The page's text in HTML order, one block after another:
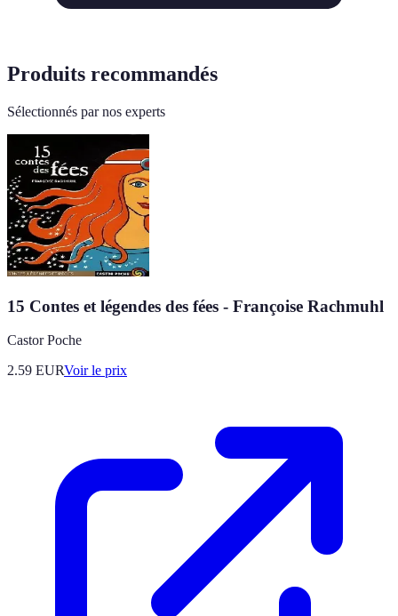
Produits recommandés
Sélectionnés par nos experts
15 Contes et légendes des fées - Françoise Rachmuhl
Castor Poche
2.59 EURVoir le prix